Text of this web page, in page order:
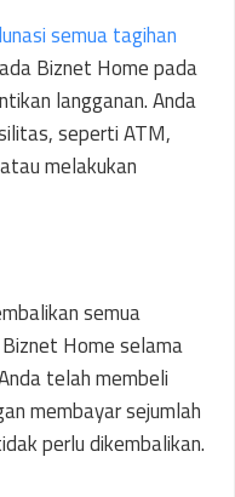
semua tagihan
Biznet Home pada
langganan. Anda
seperti ATM,
melakukan
semua
Home selama
telah membeli
membayar sejumlah
perlu dikembalikan.